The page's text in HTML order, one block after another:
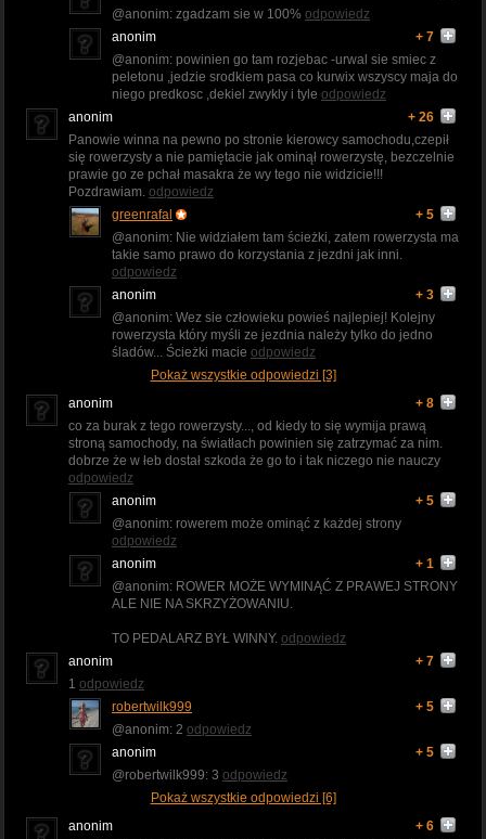
@anonim: zgadzam sie w 100% odpowiedz
anonim
+ 7
@anonim: powinien go tam rozjebac -urwal sie smiec z
peletonu ,jedzie srodkiem pasa co kurwix wszyscy maja do
niego predkosc ,dekiel zwykly i tyle odpowiedz
anonim
+ 26
Panowie winna na pewno po stronie kierowcy samochodu,czepił
się rowerzysty a nie pamiętacie jak ominął rowerzystę, bezczelnie
prawie go ze pchał masakra że wy tego nie widzicie!!!
Pozdrawiam. odpowiedz
greenrafal
+ 5
@anonim: Nie widziałem tam ścieżki, zatem rowerzysta ma
takie samo prawo do korzystania z jezdni jak inni.
odpowiedz
anonim
+ 3
@anonim: Wez sie człowieku powieś najlepiej! Kolejny
rowerzysta który myśli ze jezdnia należy tylko do jedno
śladów... Ścieżki macie odpowiedz
Pokaż wszystkie odpowiedzi [3]
anonim
+ 8
co za burak z tego rowerzysty..., od kiedy to się wymija prawą
stroną samochody, na światłach powinien się zatrzymać za nim.
dobrze że w łeb dostał szkoda że go to i tak niczego nie nauczy
odpowiedz
anonim
+ 5
@anonim: rowerem może ominąć z każdej strony
odpowiedz
anonim
+ 1
@anonim: ROWER MOŻE WYMINĄĆ Z PRAWEJ STRONY
ALE NIE NA SKRZYŻOWANIU.
TO PEDALARZ BYŁ WINNY. odpowiedz
anonim
+ 7
1 odpowiedz
robertwilk999
+ 5
@anonim: 2 odpowiedz
anonim
+ 5
@robertwilk999: 3 odpowiedz
Pokaż wszystkie odpowiedzi [6]
anonim
+ 6